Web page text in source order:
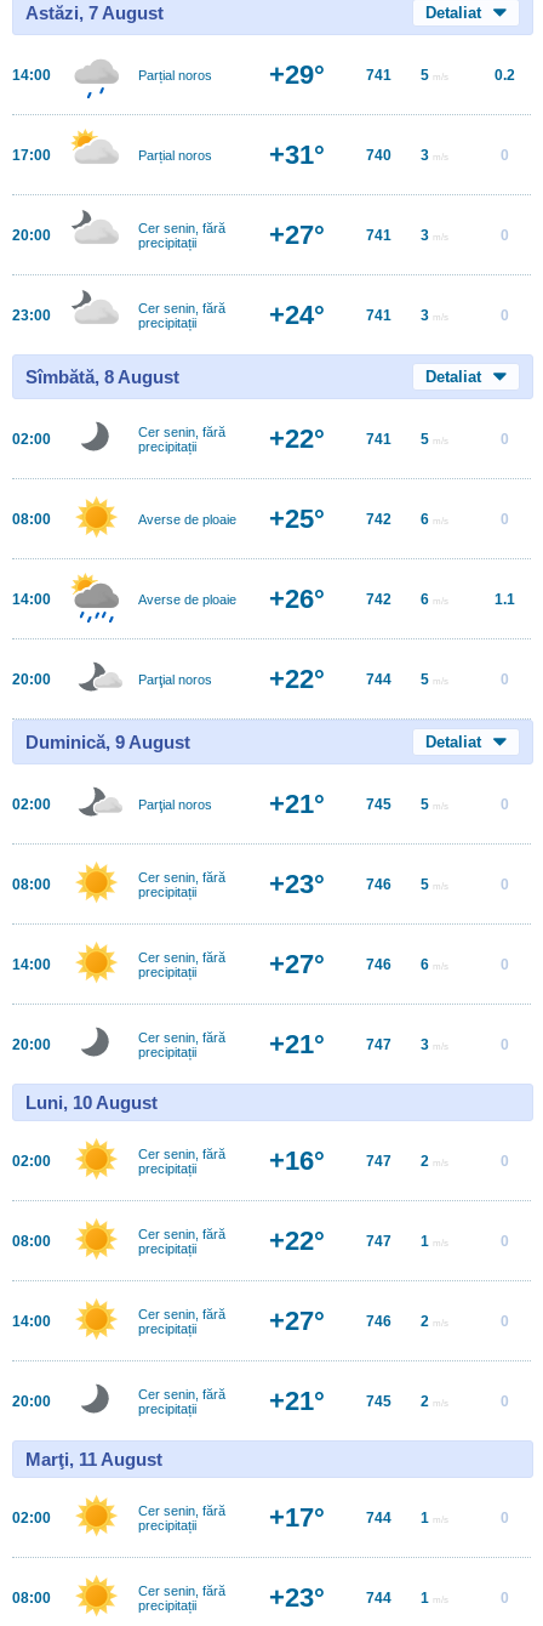
Astăzi, 7 August Detaliat
14:00 Parțial noros +29° 741 5 m/s 0.2
17:00 Parțial noros +31° 740 3 m/s 0
20:00
Cer senin, fără
precipitații
+27° 741 3 m/s 0
23:00
Cer senin, fără
precipitații
+24° 741 3 m/s 0
Sîmbătă, 8 August Detaliat
02:00
Cer senin, fără
precipitații
+22° 741 5 m/s 0
08:00 Averse de ploaie +25° 742 6 m/s 0
14:00 Averse de ploaie +26° 742 6 m/s 1.1
20:00 Parţial noros +22° 744 5 m/s 0
Duminică, 9 August Detaliat
02:00 Parţial noros +21° 745 5 m/s 0
08:00
Cer senin, fără
precipitații
+23° 746 5 m/s 0
14:00
Cer senin, fără
precipitații
+27° 746 6 m/s 0
20:00
Cer senin, fără
precipitații
+21° 747 3 m/s 0
Luni, 10 August
02:00
Cer senin, fără
precipitații
+16° 747 2 m/s 0
08:00
Cer senin, fără
precipitații
+22° 747 1 m/s 0
14:00
Cer senin, fără
precipitații
+27° 746 2 m/s 0
20:00
Cer senin, fără
precipitații
+21° 745 2 m/s 0
Marţi, 11 August
02:00
Cer senin, fără
precipitații
+17° 744 1 m/s 0
08:00
Cer senin, fără
precipitații
+23° 744 1 m/s 0